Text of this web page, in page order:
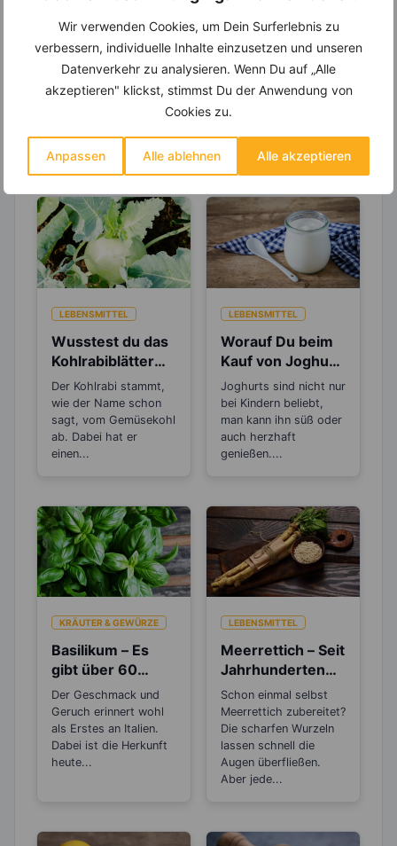
Wir verwenden Cookies, um Dein Surferlebnis zu
verbessern, individuelle Inhalte einzusetzen und unseren
Datenverkehr zu analysieren. Wenn Du auf „Alle
akzeptieren" klickst, stimmst Du der Anwendung von
Cookies zu.
Anpassen Alle ablehnen Alle akzeptieren
um Deine Ernährung optimal zu gestalten.
Erfahre mehr über die Zutaten
dieses Rezepts
LEBENSMITTEL
Wusstest du das
Kohlrabiblätter
doppelt so viel
Vitamin C haben
Der Kohlrabi stammt,
wie der Name schon
sagt, vom Gemüsekohl
ab. Dabei hat er
einen...
LEBENSMITTEL
Worauf Du beim
Kauf von Joghurt
achten solltest
Joghurts sind nicht nur
bei Kindern beliebt,
man kann ihn süß oder
auch herzhaft
genießen....
KRÄUTER & GEWÜRZE
Basilikum – Es
gibt über 60
verschiedene
Arten
Der Geschmack und
Geruch erinnert wohl
als Erstes an Italien.
Dabei ist die Herkunft
heute...
LEBENSMITTEL
Meerrettich – Seit
Jahrhunderten
als Heilpflanze
bekannt!
Schon einmal selbst
Meerrettich zubereitet?
Die scharfen Wurzeln
lassen schnell die
Augen überfließen.
Aber jede...